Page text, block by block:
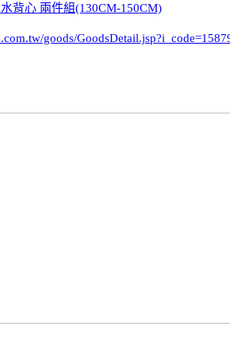
背心 兩件組(130CM-150CM)
goods/